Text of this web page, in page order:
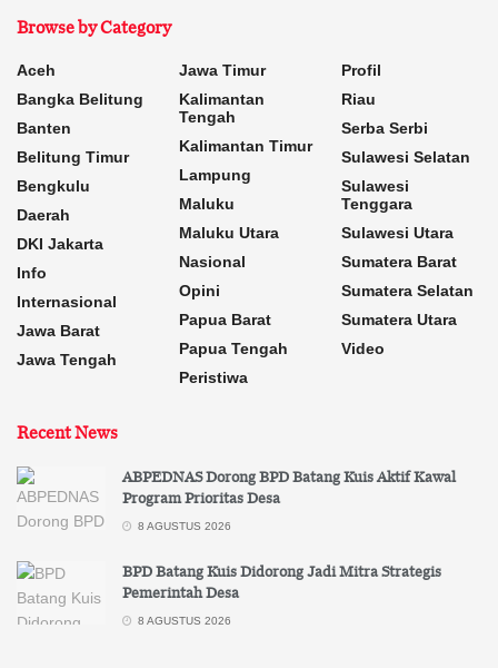
Browse by Category
Aceh
Bangka Belitung
Banten
Belitung Timur
Bengkulu
Daerah
DKI Jakarta
Info
Internasional
Jawa Barat
Jawa Tengah
Jawa Timur
Kalimantan
Tengah
Kalimantan Timur
Lampung
Maluku
Maluku Utara
Nasional
Opini
Papua Barat
Papua Tengah
Peristiwa
Profil
Riau
Serba Serbi
Sulawesi Selatan
Sulawesi
Tenggara
Sulawesi Utara
Sumatera Barat
Sumatera Selatan
Sumatera Utara
Video
Recent News
ABPEDNAS Dorong BPD Batang Kuis Aktif Kawal
Program Prioritas Desa
8 AGUSTUS 2026
BPD Batang Kuis Didorong Jadi Mitra Strategis
Pemerintah Desa
8 AGUSTUS 2026